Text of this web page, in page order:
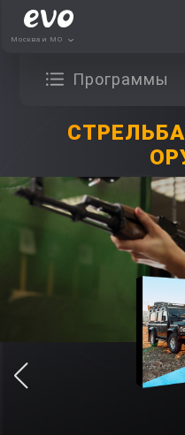
Москва и МО
Программы